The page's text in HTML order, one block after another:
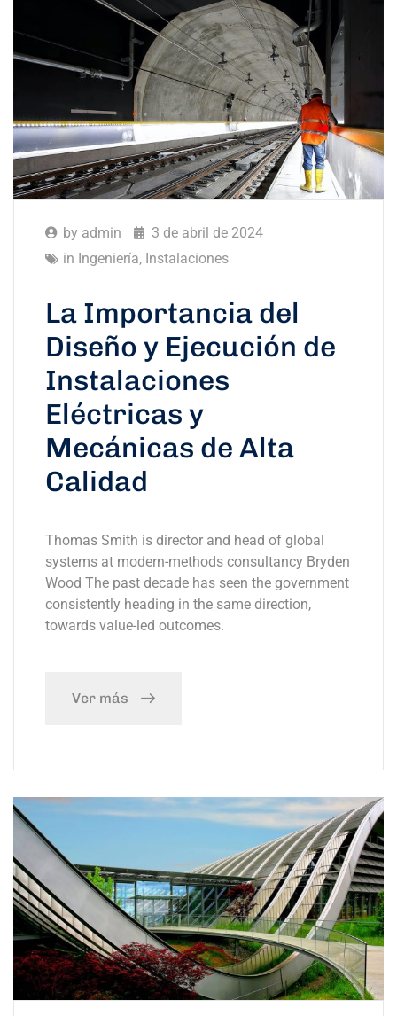
by admin
3 de abril de 2024
in Ingeniería, Instalaciones
La Importancia del
Diseño y Ejecución de
Instalaciones
Eléctricas y
Mecánicas de Alta
Calidad
Thomas Smith is director and head of global
systems at modern-methods consultancy Bryden
Wood The past decade has seen the government
consistently heading in the same direction,
towards value-led outcomes.
Ver más